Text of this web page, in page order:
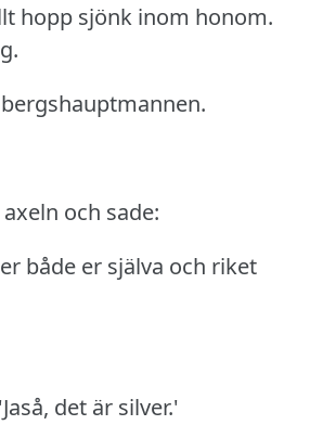
hopp sjönk inom honom.
och sade:
både er själva och riket
'Jaså, det är silver.'